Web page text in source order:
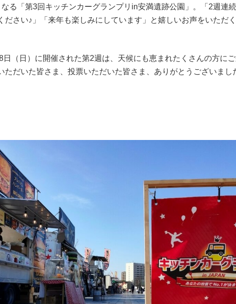
る「第3回キッチンカーグランプリin安満遺跡公園」。「2週連続
ださい♪」「来年も楽しみにしています」と嬉しいお声をいただく
日（日）に開催された第2週は、天候にも恵まれたくさんの方に
ただいた皆さま、投票いただいた皆さま、ありがとうございまし